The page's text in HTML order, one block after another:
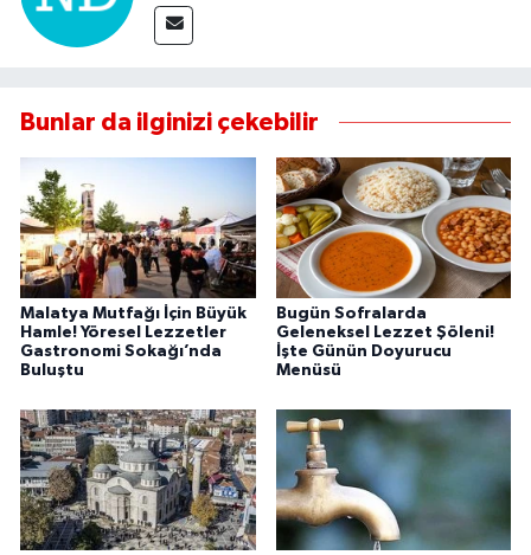
Bunlar da ilginizi çekebilir
Malatya Mutfağı İçin Büyük
Hamle! Yöresel Lezzetler
Gastronomi Sokağı’nda
Buluştu
Bugün Sofralarda
Geleneksel Lezzet Şöleni!
İşte Günün Doyurucu
Menüsü